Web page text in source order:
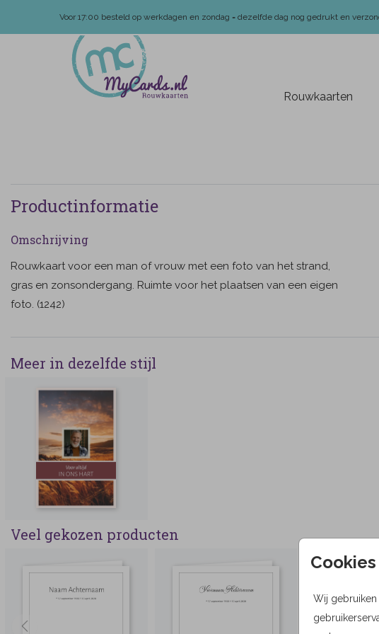
Voor 17:00 besteld op werkdagen en zondag = dezelfde dag nog gedrukt en
Rouwkaarten
Cookies
Wij
Productinformatie
Omschrijving
Rouwkaart voor een man of vrouw met een foto van het strand,
gras en zonsondergang. Ruimte voor het plaatsen van een eigen
foto. (1242)
Meer in dezelfde stijl
Veel gekozen producten